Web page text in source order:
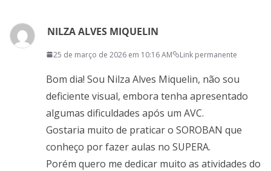
NILZA ALVES MIQUELIN
25 de março de 2026 em 10:16 AM Link permanente
Bom dia! Sou Nilza Alves Miquelin, não sou
deficiente visual, embora tenha apresentado
algumas dificuldades após um AVC.
Gostaria muito de praticar o SOROBAN que
conheço por fazer aulas no SUPERA.
Porém quero me dedicar muito as atividades do